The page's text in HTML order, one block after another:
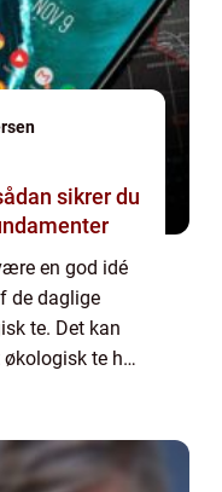
sikrer du
en god idé
de daglige
te. Det kan
te har